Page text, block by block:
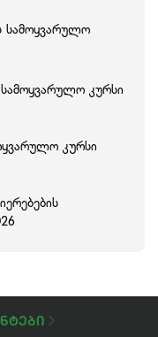
სამოყვარულო
კურსი
კურსი